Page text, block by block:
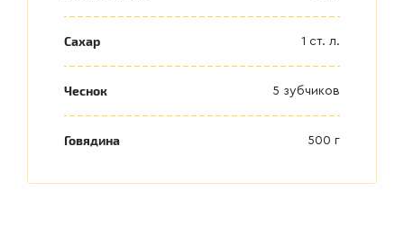
Сахар 1 ст. л.
Чеснок 5 зубчиков
Говядина 500 г